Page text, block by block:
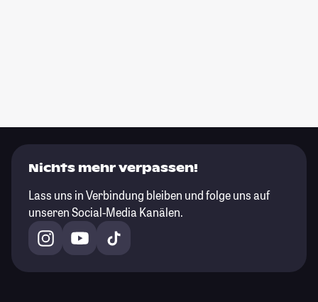
Nichts mehr verpassen!
Lass uns in Verbindung bleiben und folge uns auf
unseren Social-Media Kanälen.